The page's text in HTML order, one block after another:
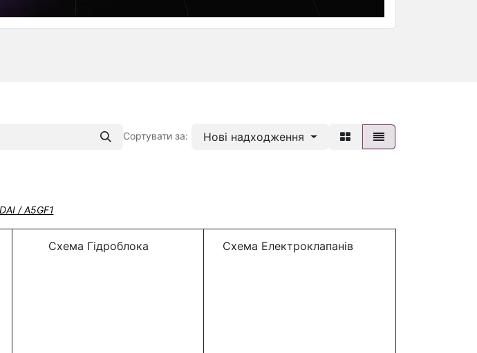
Сортувати за: Нові надходження
/ A5GF1
Схема Гідроблока Схема Електроклапанів